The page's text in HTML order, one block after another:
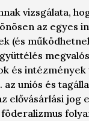
vizsgálata,
az egyes
(és
és
az uniós és
elővásárlási jog